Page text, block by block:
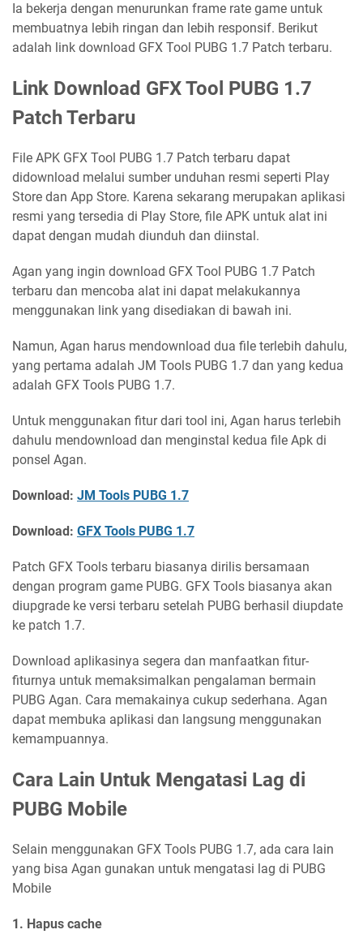
Ia bekerja dengan menurunkan frame rate game untuk
membuatnya lebih ringan dan lebih responsif. Berikut
adalah link download GFX Tool PUBG 1.7 Patch terbaru.
Link Download GFX Tool PUBG 1.7
Patch Terbaru
File APK GFX Tool PUBG 1.7 Patch terbaru dapat
didownload melalui sumber unduhan resmi seperti Play
Store dan App Store. Karena sekarang merupakan aplikasi
resmi yang tersedia di Play Store, file APK untuk alat ini
dapat dengan mudah diunduh dan diinstal.
Agan yang ingin download GFX Tool PUBG 1.7 Patch
terbaru dan mencoba alat ini dapat melakukannya
menggunakan link yang disediakan di bawah ini.
Namun, Agan harus mendownload dua file terlebih dahulu,
yang pertama adalah JM Tools PUBG 1.7 dan yang kedua
adalah GFX Tools PUBG 1.7.
Untuk menggunakan fitur dari tool ini, Agan harus terlebih
dahulu mendownload dan menginstal kedua file Apk di
ponsel Agan.
Download: JM Tools PUBG 1.7
Download: GFX Tools PUBG 1.7
Patch GFX Tools terbaru biasanya dirilis bersamaan
dengan program game PUBG. GFX Tools biasanya akan
diupgrade ke versi terbaru setelah PUBG berhasil diupdate
ke patch 1.7.
Download aplikasinya segera dan manfaatkan fitur-
fiturnya untuk memaksimalkan pengalaman bermain
PUBG Agan. Cara memakainya cukup sederhana. Agan
dapat membuka aplikasi dan langsung menggunakan
kemampuannya.
Cara Lain Untuk Mengatasi Lag di
PUBG Mobile
Selain menggunakan GFX Tools PUBG 1.7, ada cara lain
yang bisa Agan gunakan untuk mengatasi lag di PUBG
Mobile
1. Hapus cache